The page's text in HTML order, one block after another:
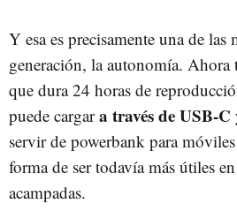
Y esa es precisamente una de las
generación, la autonomía. Ahora
que dura 24 horas de
puede cargara través de USB-C
servir de powerbank para
forma de ser todavía más útiles
acampadas.